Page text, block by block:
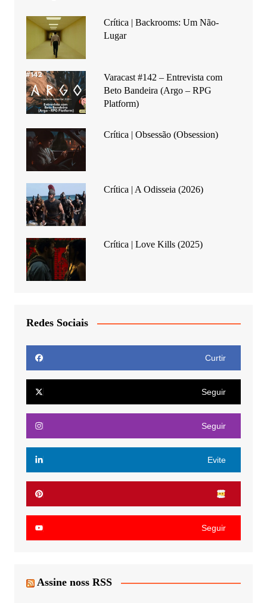
Crítica | Backrooms: Um Não-
Lugar
Varacast #142 – Entrevista com
Beto Bandeira (Argo – RPG
Platform)
Crítica | Obsessão (Obsession)
Crítica | A Odisseia (2026)
Crítica | Love Kills (2025)
Redes Sociais
Curtir
Seguir
Seguir
Evite
Seguir
Assine noss RSS